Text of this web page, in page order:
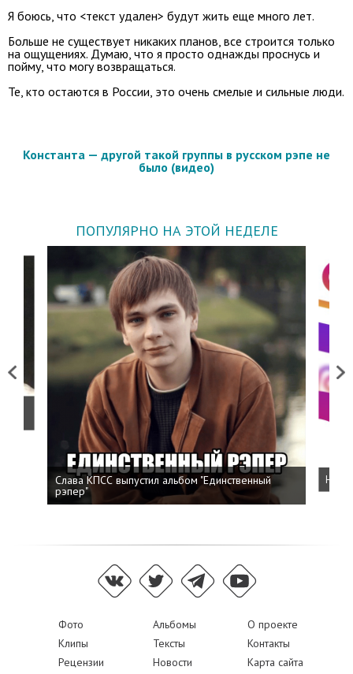
Я боюсь, что <текст удален> будут жить еще много лет.
Больше не существует никаких планов, все строится только
на ощущениях. Думаю, что я просто однажды проснусь и
пойму, что могу возвращаться.
Те, кто остаются в России, это очень смелые и сильные люди.
Константа — другой такой группы в русском рэпе не
было (видео)
ПОПУЛЯРНО НА ЭТОЙ НЕДЕЛЕ
Previous
Слава КПСС выпустил альбом "Единственный
рэпер"
Next
Фото Альбомы
О проекте
Клипы
Тексты
Контакты
Рецензии
Новости Карта сайта